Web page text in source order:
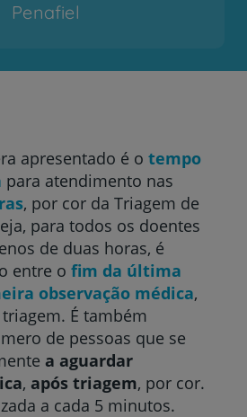
Penafiel
CUF Cascais
Descobertas - Lisboa
CUF Faro
CUF Funchal
- AlgarveShopping
apresentado é o tempo
para atendimento nas
, por cor da Triagem de
para todos os doentes
de duas horas, é
entre o fim da última
observação médica,
É também
de pessoas que se
a aguardar
, após triagem, por cor.
a cada 5 minutos.